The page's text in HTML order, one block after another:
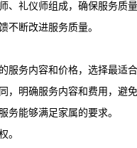
、礼仪师组成，确保服务质量
不断改进服务质量。
务内容和价格，选择最适合
，明确服务内容和费用，避免
务能够满足家属的要求。
。